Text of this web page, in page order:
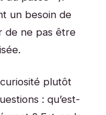
un besoin de
de ne pas être
plutôt
: qu’est-